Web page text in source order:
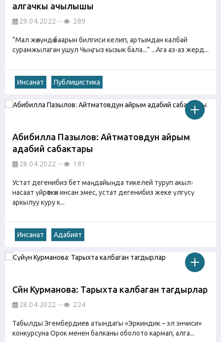
алгачкы ачылышы
29.04.2022 289
“Мал жөнүндө баарын билгиси келип, артымдан калбай
сурамжылаган ушул Чыңгыз кызык бала...” ...Ага аз-аз жерд...
Инсанат Публицистика
Абибилла Пазылов: Айтматовдун айрым
адабий сабактары
28.04.2022 181
Устат дегенибиз бет маңдайыңда тикелей туруп акыл-
насаат үйрөткөн инсан эмес, устат дегенибиз жеке үлгүсү
аркылуу куру к...
Инсанат Адабият
Сүйүн Курманова: Тарыхта калбаган тагдырлар
28.04.2022 224
Табылды Эгембердиев атындагы «Эркиндик – эл энчиси»
конкурсуна Орок менен балканы оболото кармап, алга...